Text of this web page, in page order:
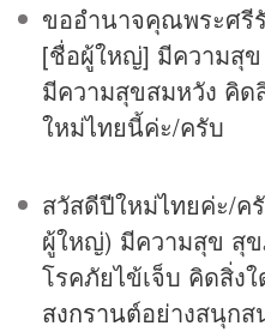
ขออำนาจคุณพระศรี
[ชื่อผู้ใหญ่] มีความสุ
มีความสุขสมหวัง คิด
ใหม่ไทยนี้ค่ะ/ครับ
สวัสดีปีใหม่ไทยค่ะ/
ผู้ใหญ่) มีความสุข สุ
โรคภัยไข้เจ็บ คิดสิ่ง
สงกรานต์อย่างสนุก